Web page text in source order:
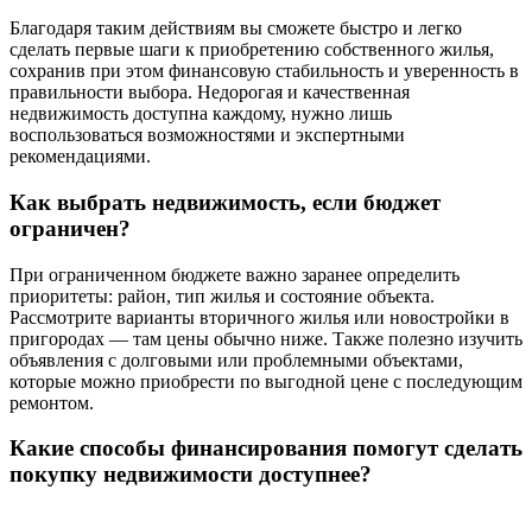
Благодаря таким действиям вы сможете быстро и легко
сделать первые шаги к приобретению собственного жилья,
сохранив при этом финансовую стабильность и уверенность в
правильности выбора. Недорогая и качественная
недвижимость доступна каждому, нужно лишь
воспользоваться возможностями и экспертными
рекомендациями.
Как выбрать недвижимость, если бюджет
ограничен?
При ограниченном бюджете важно заранее определить
приоритеты: район, тип жилья и состояние объекта.
Рассмотрите варианты вторичного жилья или новостройки в
пригородах — там цены обычно ниже. Также полезно изучить
объявления с долговыми или проблемными объектами,
которые можно приобрести по выгодной цене с последующим
ремонтом.
Какие способы финансирования помогут сделать
покупку недвижимости доступнее?